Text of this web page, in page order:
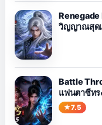
Renegade
วิญญาณสุดเ
Battle
แฟนตาซีทร
7.5